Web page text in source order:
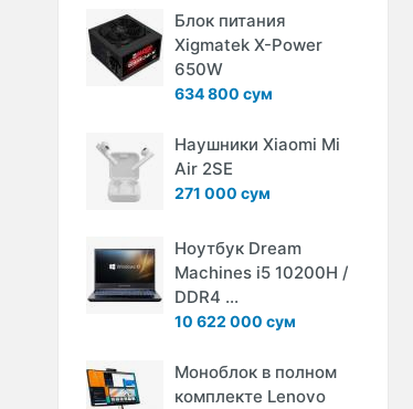
Блок питания
Xigmatek X-Power
650W
634 800 сум
Наушники Xiaomi Mi
Air 2SE
271 000 сум
Ноутбук Dream
Machines i5 10200H /
DDR4 ...
10 622 000 сум
Моноблок в полном
комплекте Lenovo